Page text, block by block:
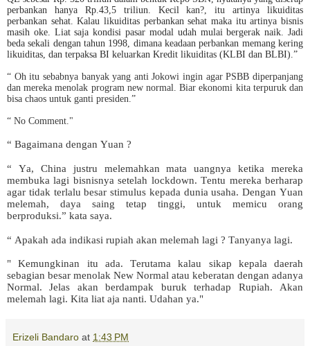
perbankan hanya Rp.43,5 triliun. Kecil kan?, itu artinya likuiditas
perbankan sehat. Kalau likuiditas perbankan sehat maka itu artinya bisnis
masih oke. Liat saja kondisi pasar modal udah mulai bergerak naik. Jadi
beda sekali dengan tahun 1998, dimana keadaan perbankan memang kering
likuiditas, dan terpaksa BI keluarkan Kredit likuiditas (KLBI dan BLBI).”
“ Oh itu sebabnya banyak yang anti Jokowi ingin agar PSBB diperpanjang
dan mereka menolak program new normal. Biar ekonomi kita terpuruk dan
bisa chaos untuk ganti presiden.”
“ No Comment."
“ Bagaimana dengan Yuan ?
“ Ya, China justru melemahkan mata uangnya ketika mereka
membuka lagi bisnisnya setelah lockdown. Tentu mereka berharap
agar tidak terlalu besar stimulus kepada dunia usaha. Dengan Yuan
melemah, daya saing tetap tinggi, untuk memicu orang
berproduksi.” kata saya.
“ Apakah ada indikasi rupiah akan melemah lagi ? Tanyanya lagi.
" Kemungkinan itu ada. Terutama kalau sikap kepala daerah
sebagian besar menolak New Normal atau keberatan dengan adanya
Normal. Jelas akan berdampak buruk terhadap Rupiah. Akan
melemah lagi. Kita liat aja nanti. Udahan ya."
Erizeli Bandaro at 1:43 PM